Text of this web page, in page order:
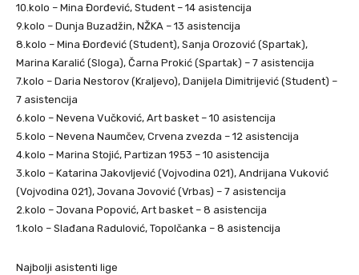
10.kolo – Mina Đorđević, Student – 14 asistencija
9.kolo – Dunja Buzadžin, NŽKA – 13 asistencija
8.kolo – Mina Đorđević (Student), Sanja Orozović (Spartak),
Marina Karalić (Sloga), Čarna Prokić (Spartak) – 7 asistencija
7.kolo – Daria Nestorov (Kraljevo), Danijela Dimitrijević (Student) –
7 asistencija
6.kolo – Nevena Vučković, Art basket – 10 asistencija
5.kolo – Nevena Naumčev, Crvena zvezda – 12 asistencija
4.kolo – Marina Stojić, Partizan 1953 – 10 asistencija
3.kolo – Katarina Jakovljević (Vojvodina 021), Andrijana Vuković
(Vojvodina 021), Jovana Jovović (Vrbas) – 7 asistencija
2.kolo – Jovana Popović, Art basket – 8 asistencija
1.kolo – Slađana Radulović, Topolčanka – 8 asistencija
Najbolji asistenti lige